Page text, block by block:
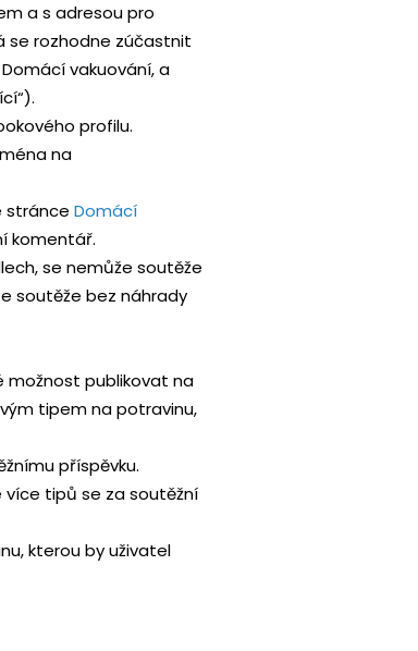
a s adresou pro
se rozhodne zúčastnit
vakuování, a
profilu.
na
stránce Domácí
komentář.
se nemůže soutěže
soutěže bez náhrady
možnost publikovat na
tipem na potravinu,
příspěvku.
více tipů se za soutěžní
kterou by uživatel